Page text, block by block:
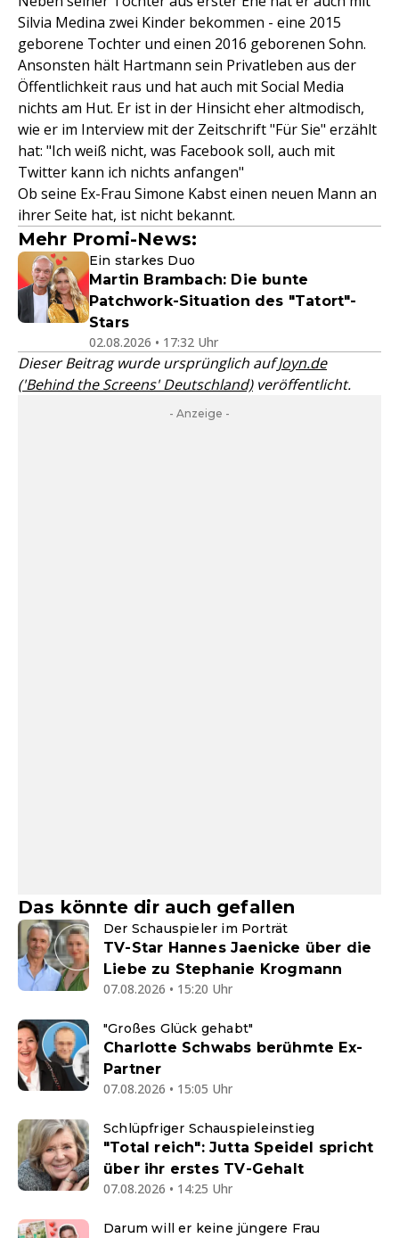
Silvia Medina zwei Kinder bekommen - eine 2015
geborene Tochter und einen 2016 geborenen Sohn.
Ansonsten hält Hartmann sein Privatleben aus der
Öffentlichkeit raus und hat auch mit Social Media
nichts am Hut. Er ist in der Hinsicht eher altmodisch,
wie er im Interview mit der Zeitschrift "Für Sie" erzählt
hat: "Ich weiß nicht, was Facebook soll, auch mit
Twitter kann ich nichts anfangen"
Ob seine Ex-Frau Simone Kabst einen neuen Mann an
ihrer Seite hat, ist nicht bekannt.
Mehr Promi-News:
Ein starkes Duo
Martin Brambach: Die bunte
Patchwork-Situation des "Tatort"-
Stars
02.08.2026 • 17:32 Uhr
Dieser Beitrag wurde ursprünglich aufJoyn.de
('Behind the Screens' Deutschland)veröffentlicht.
- Anzeige -
Das könnte dir auch gefallen
Der Schauspieler im Porträt
TV-Star Hannes Jaenicke über die
Liebe zu Stephanie Krogmann
07.08.2026 • 15:20 Uhr
"Großes Glück gehabt"
Charlotte Schwabs berühmte Ex-
Partner
07.08.2026 • 15:05 Uhr
Schlüpfriger Schauspieleinstieg
"Total reich": Jutta Speidel spricht
über ihr erstes TV-Gehalt
07.08.2026 • 14:25 Uhr
Darum will er keine jüngere Frau